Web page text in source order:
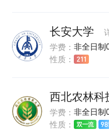
长安大学
学费： 非全日制
性质：
西北农林科
学费： 非全日制
性质：